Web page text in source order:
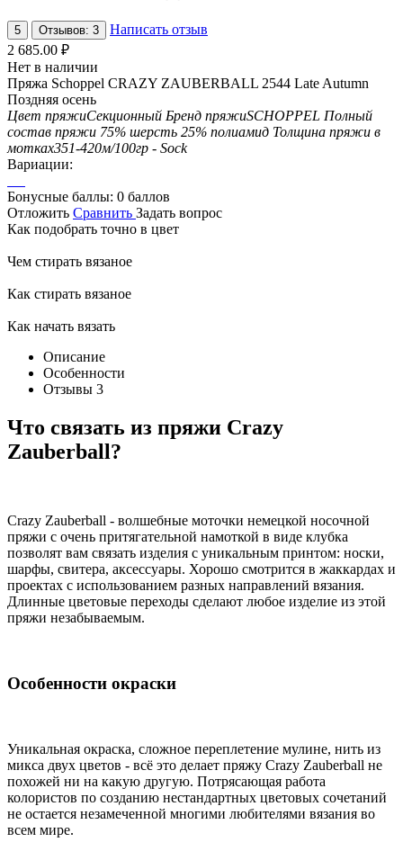
5 Отзывов: 3
Написать отзыв
2 685.00 ₽
Нет в наличии
Пряжа Schoppel CRAZY ZAUBERBALL 2544 Late Autumn
Поздняя осень
Цвет пряжиСекционный Бренд пряжиSCHOPPEL Полный
состав пряжи 75% шерсть 25% полиамид Толщина пряжи в
мотках351-420м/100гр - Sock
Вариации:
Бонусные баллы: 0 баллов
Отложить Сравнить Задать вопрос
Как подобрать точно в цвет
Чем стирать вязаное
Как стирать вязаное
Как начать вязать
Описание
Особенности
Отзывы 3
Что связать из пряжи Crazy
Zauberball?
Crazy Zauberball - волшебные моточки немецкой носочной
пряжи с очень притягательной намоткой в виде клубка
позволят вам связать изделия с уникальным принтом: носки,
шарфы, свитера, аксессуары. Хорошо смотрится в жаккардах и
проектах с использованием разных направлений вязания.
Длинные цветовые переходы сделают любое изделие из этой
пряжи незабываемым.
Особенности окраски
Уникальная окраска, сложное переплетение мулине, нить из
микса двух цветов - всё это делает пряжу Crazy Zauberball не
похожей ни на какую другую. Потрясающая работа
колористов по созданию нестандартных цветовых сочетаний
не остается незамеченной многими любителями вязания во
всем мире.